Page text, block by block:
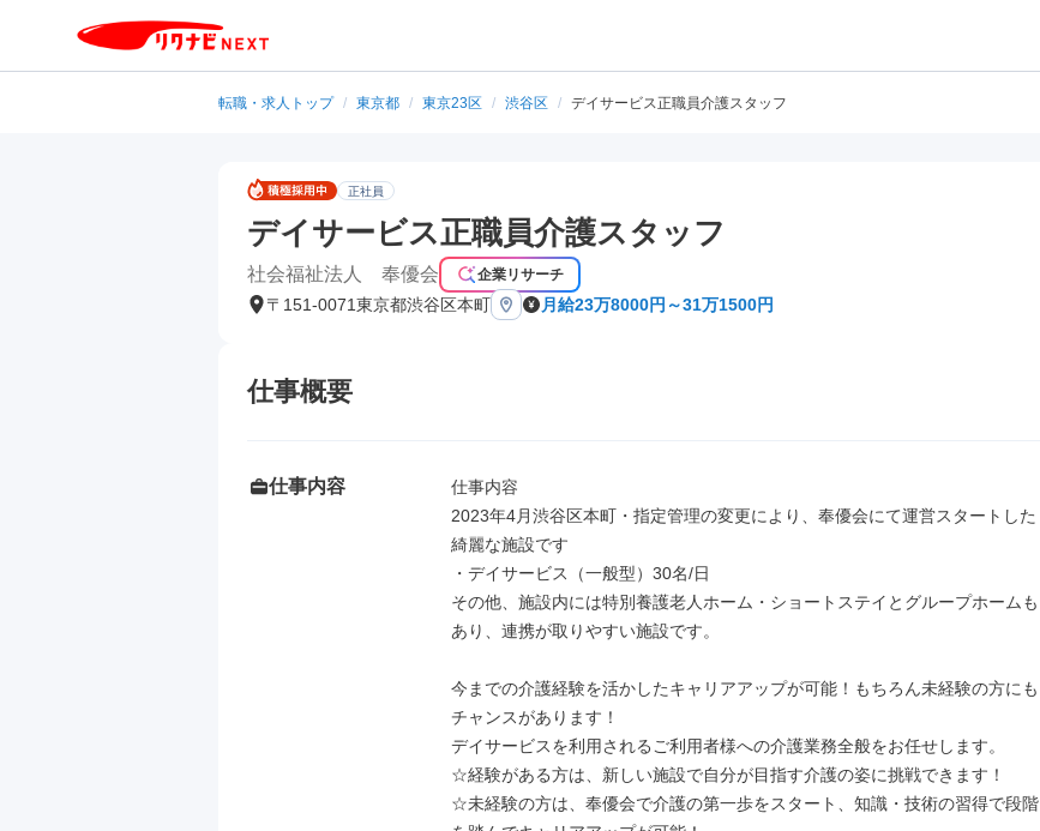
転職・求人トップ / 東京都 / 東京23区 / 渋谷区 / デイサービス正職員介護スタッフ
正社員
デイサービス正職員介護スタッフ
社会福祉法人 奉優会 企業リサーチ
〒151-0071東京都渋谷区本町 月給23万8000円～31万1500円
仕事概要
仕事内容
仕事内容
2023年4月渋谷区本町・指定管理の変更により、奉優会にて運営スタートした
綺麗な施設です
・デイサービス（一般型）30名/日
その他、施設内には特別養護老人ホーム・ショートステイとグループホームも
あり、連携が取りやすい施設です。
今までの介護経験を活かしたキャリアアップが可能！もちろん未経験の方にも
チャンスがあります！
デイサービスを利用されるご利用者様への介護業務全般をお任せします。
☆経験がある方は、新しい施設で自分が目指す介護の姿に挑戦できます！
☆未経験の方は、奉優会で介護の第一歩をスタート、知識・技術の習得で段階